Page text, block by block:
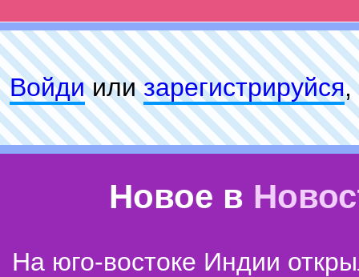
Войдиилизарeгиcтpируйся,
Новое в
На юго-востоке Индии